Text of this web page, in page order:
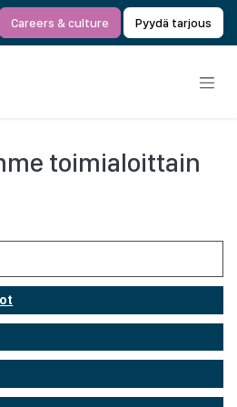
Careers & culture Pyydä tarjous
toimialoittain